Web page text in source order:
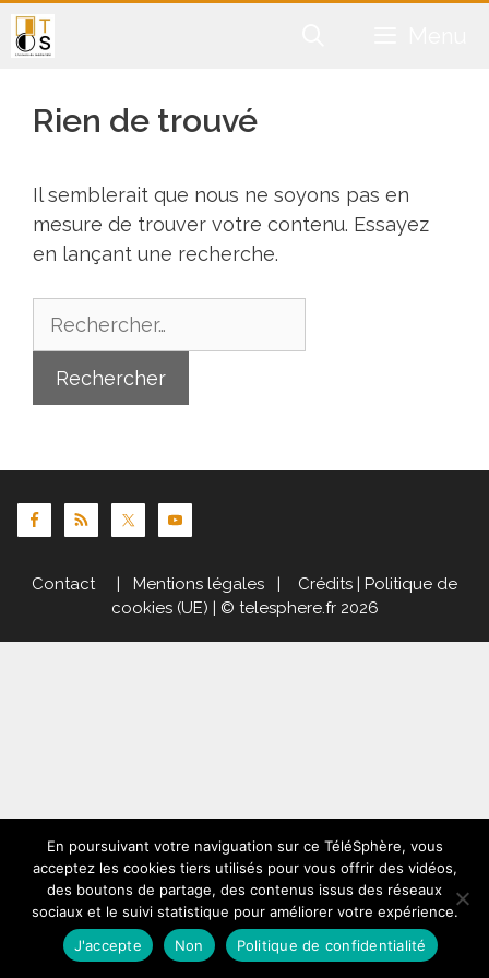
Aller
au
Rien de trouvé
Il semblerait que nous ne soyons pas en
mesure de trouver votre contenu. Essayez
en lançant une recherche.
Rechercher :
Contact| Mentions légales | Crédits | Politique de
cookies (UE) | © telesphere.fr 2026
En poursuivant votre naviguation sur ce TéléSphère, vous
acceptez les cookies tiers utilisés pour vous offrir des vidéos,
des boutons de partage, des contenus issus des réseaux
sociaux et le suivi statistique pour améliorer votre expérience.
J'accepte
Non Politique de confidentialité